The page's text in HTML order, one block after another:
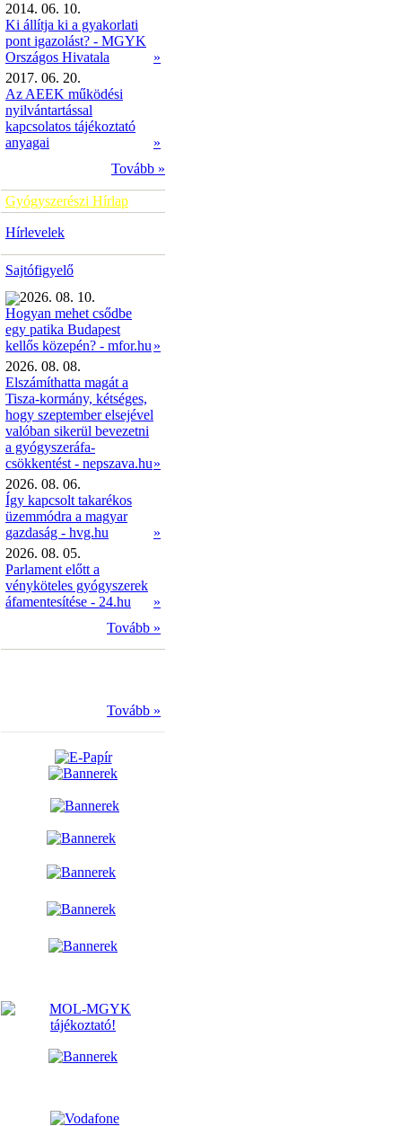
2014. 06. 10.
Ki állítja ki a gyakorlati
pont igazolást? - MGYK
Országos Hivatala
»
2017. 06. 20.
Az AEEK működési
nyilvántartással
kapcsolatos tájékoztató
anyagai
»
Tovább »
Gyógyszerészi Hírlap
Hírlevelek
Sajtófigyelő
2026. 08. 10.
Hogyan mehet csődbe
egy patika Budapest
kellős közepén? - mfor.hu »
2026. 08. 08.
Elszámíthatta magát a
Tisza-kormány, kétséges,
hogy szeptember elsejével
valóban sikerül bevezetni
a gyógyszeráfa-
csökkentést - nepszava.hu»
2026. 08. 06.
Így kapcsolt takarékos
üzemmódra a magyar
gazdaság - hvg.hu
»
2026. 08. 05.
Parlament előtt a
vényköteles gyógyszerek
áfamentesítése - 24.hu
»
Tovább »
Tovább »